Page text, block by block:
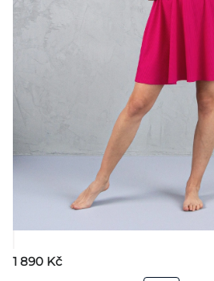
Přihlášení
1 890 Kč